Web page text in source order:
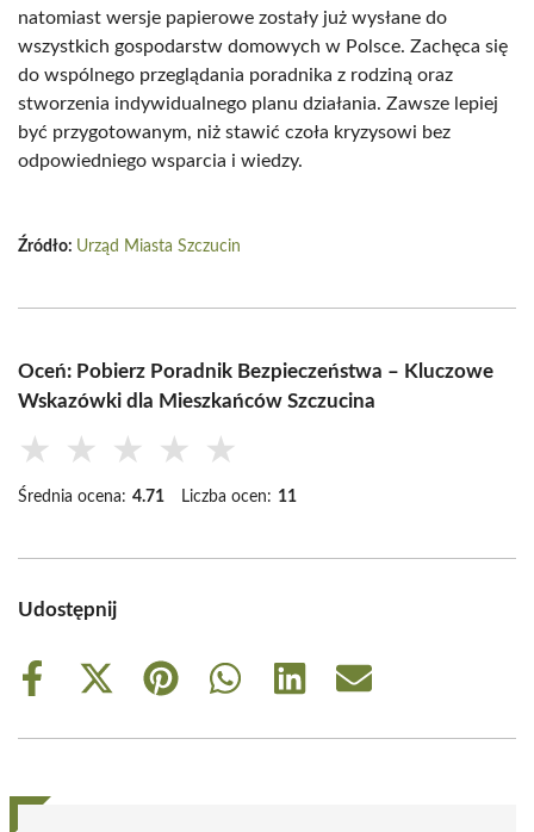
natomiast wersje papierowe zostały już wysłane do
wszystkich gospodarstw domowych w Polsce. Zachęca się
do wspólnego przeglądania poradnika z rodziną oraz
stworzenia indywidualnego planu działania. Zawsze lepiej
być przygotowanym, niż stawić czoła kryzysowi bez
odpowiedniego wsparcia i wiedzy.
Źródło: Urząd Miasta Szczucin
Oceń: Pobierz Poradnik Bezpieczeństwa – Kluczowe
Wskazówki dla Mieszkańców Szczucina
★ ★ ★ ★ ★
Średnia ocena: 4.71 Liczba ocen: 11
Udostępnij
Share
Share
(Twitter)
Share
Share
Share
Share